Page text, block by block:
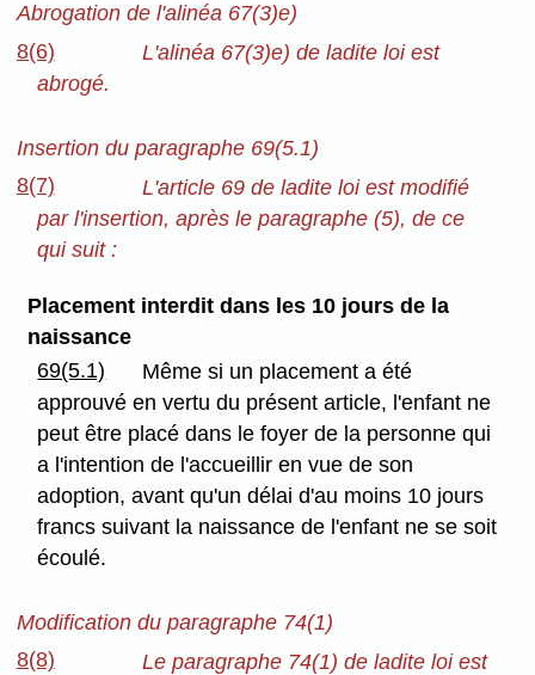
Abrogation de l'alinéa 67(3)e)
8(6)
L'alinéa 67(3)e) de ladite loi est
abrogé.
Insertion du paragraphe 69(5.1)
8(7)
L'article 69 de ladite loi est modifié
par l'insertion, après le paragraphe (5), de ce
qui suit :
Placement interdit dans les 10 jours de la
naissance
69(5.1)
Même si un placement a été
approuvé en vertu du présent article, l'enfant ne
peut être placé dans le foyer de la personne qui
a l'intention de l'accueillir en vue de son
adoption, avant qu'un délai d'au moins 10 jours
francs suivant la naissance de l'enfant ne se soit
écoulé.
Modification du paragraphe 74(1)
8(8)
Le paragraphe 74(1) de ladite loi est